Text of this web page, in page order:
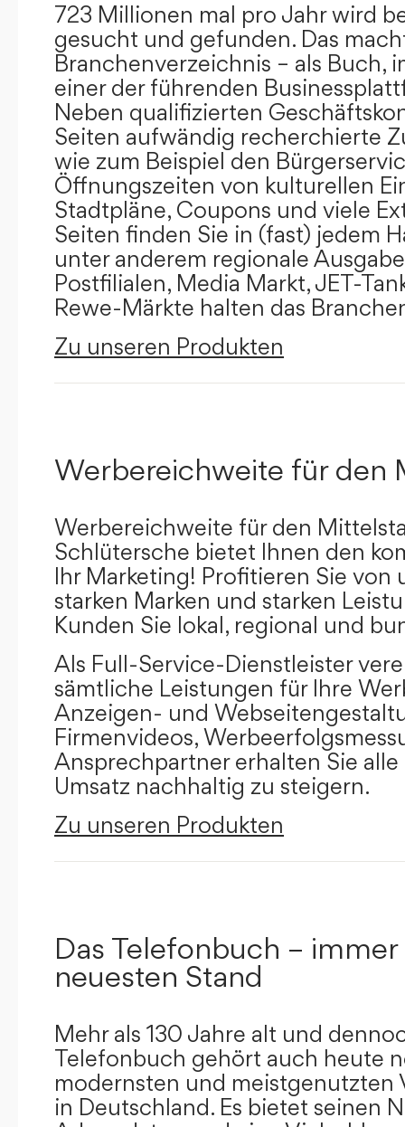
723 Millionen mal pro Jahr wird
gesucht und gefunden. Das
Branchenverzeichnis – als Buch,
einer der führenden
Neben qualifizierten
Seiten aufwändig recherchierte
wie zum Beispiel den
Öffnungszeiten von kulturellen
Stadtpläne, Coupons und viele
Seiten finden Sie in (fast) jedem
unter anderem regionale
Postfilialen, Media Markt, JET-
Rewe-Märkte halten das
Zu unseren Produkten
Werbereichweite für den
Werbereichweite für den
Schlütersche bietet Ihnen den
Ihr Marketing! Profitieren Sie von
starken Marken und starken
Kunden Sie lokal, regional und
Als Full-Service-Dienstleister
sämtliche Leistungen für Ihre
Anzeigen- und
Firmenvideos,
Ansprechpartner erhalten Sie
Umsatz nachhaltig zu steigern.
Zu unseren Produkten
Das Telefonbuch –
neuesten Stand
Mehr als 130 Jahre alt und
Telefonbuch gehört auch heute
modernsten und meistgenutzten
in Deutschland. Es bietet seinen